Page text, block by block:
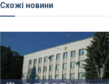
Схожі новини